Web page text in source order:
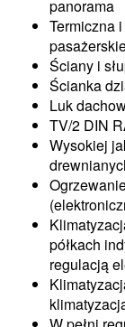
panorama
Termiczna
Ściany i
Ścianka
Luk
TV/2 DIN
Wysokiej
półkach
regulacją